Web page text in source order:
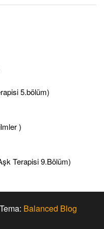
5.bölüm)
)
Terapisi 9.Bölüm)
Tema: Balanced Blog